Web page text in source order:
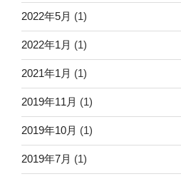
2022年5月 (1)
2022年1月 (1)
2021年1月 (1)
2019年11月 (1)
2019年10月 (1)
2019年7月 (1)